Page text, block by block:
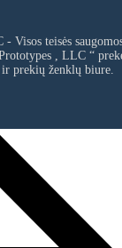
Visos teisės
, LLC“
prekių ženklų biure.